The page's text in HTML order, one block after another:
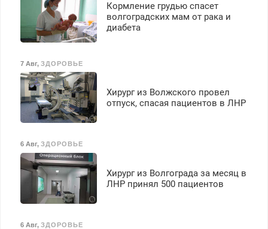
Кормление грудью спасет
волгоградских мам от рака и
диабета
7 Авг, ЗДОРОВЬЕ
Хирург из Волжского провел
отпуск, спасая пациентов в ЛНР
6 Авг, ЗДОРОВЬЕ
Хирург из Волгограда за месяц в
ЛНР принял 500 пациентов
6 Авг, ЗДОРОВЬЕ